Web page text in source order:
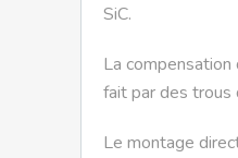
SiC.
La
fait par des trous
Le montage